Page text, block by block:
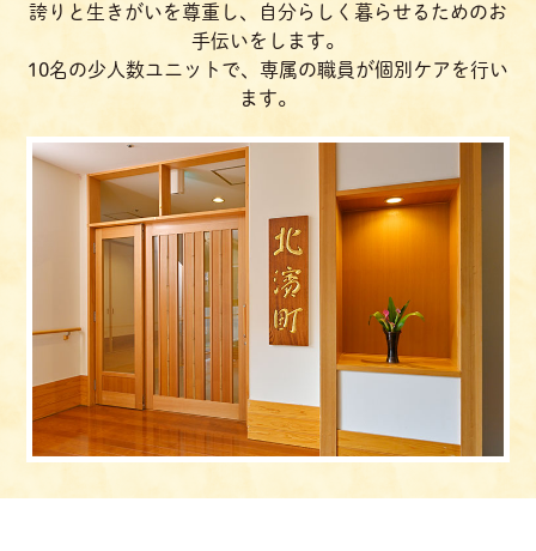
誇りと生きがいを尊重し、自分らしく暮らせるためのお
手伝いをします。
10名の少人数ユニットで、専属の職員が個別ケアを行い
ます。